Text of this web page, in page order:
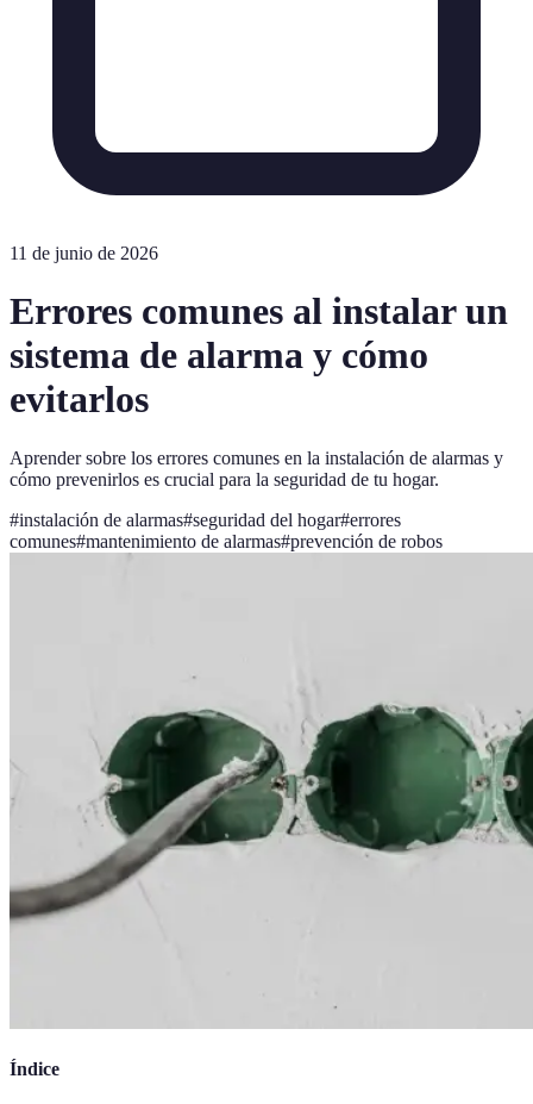
11 de junio de 2026
Errores comunes al instalar un
sistema de alarma y cómo
evitarlos
Aprender sobre los errores comunes en la instalación de alarmas y
cómo prevenirlos es crucial para la seguridad de tu hogar.
#instalación de alarmas#seguridad del hogar#errores
comunes#mantenimiento de alarmas#prevención de robos
Índice